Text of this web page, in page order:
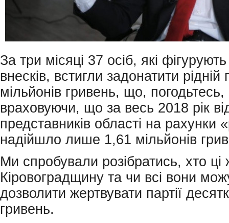
За три місяці 37 осіб, які
внесків, встигли задонатити рідній
мільйонів гривень, що,
враховуючи, що за весь 2018 рік
представників області на рахунки
надійшло лише 1,61 мільйонів
Ми спробували розібратись, хто ці
Кіровоградщину та чи всі вони
дозволити жертвувати партії
гривень.